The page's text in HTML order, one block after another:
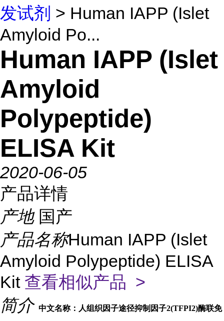
发试剂 > Human IAPP (Islet
Amyloid Po...
Human IAPP (Islet
Amyloid
Polypeptide)
ELISA Kit
2020-06-05
产品详情
产地 国产
产品名称Human IAPP (Islet
Amyloid Polypeptide) ELISA
Kit 查看相似产品 >
简介 中文名称：人组织因子途径抑制因子2(TFPI2)酶联免